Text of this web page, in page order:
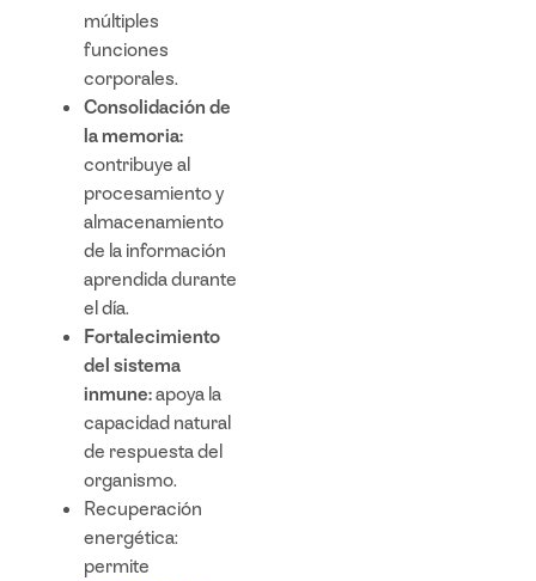
múltiples
funciones
corporales.
Consolidación de
la memoria:
contribuye al
procesamiento y
almacenamiento
de la información
aprendida durante
el día.
Fortalecimiento
del sistema
inmune:apoya la
capacidad natural
de respuesta del
organismo.
Recuperación
energética:
permite